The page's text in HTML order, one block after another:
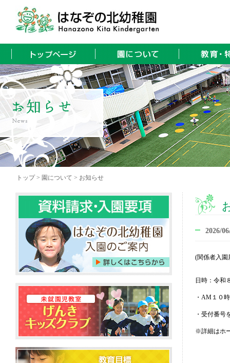
トップ > 園について > お知らせ
2026/
(関係者入園
日時：令和
・AM１０
・受付番号
※詳細はホ